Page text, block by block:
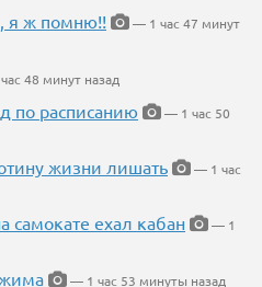
я ж помню!!
— 1 час 47 минут
48 минут назад
по расписанию
— 1 час 50
жизни лишать
— 1 час
самокате ехал кабан
— 1
— 1 час 53 минуты назад